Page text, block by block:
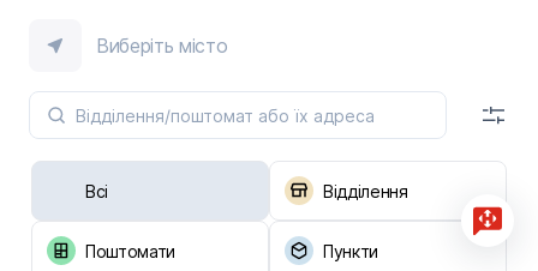
Виберіть місто
Всі Відділення
Поштомати Пункти